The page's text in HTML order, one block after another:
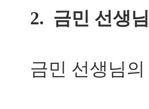
2. 금민 선생
금민 선생님